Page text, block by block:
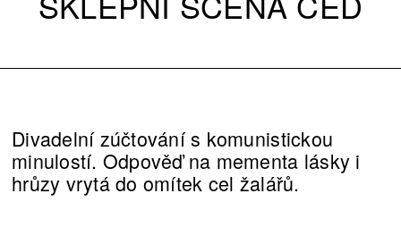
Divadelní zúčtování s komunistickou
minulostí. Odpověď na mementa lásky i
hrůzy vrytá do omítek cel žalářů.